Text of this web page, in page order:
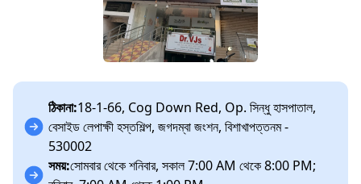
ঠিকানা:18-1-66, Cog Down Red, Op. সিন্ধু হাসপাতাল,
বেসাইড লেপাক্ষী হস্তশিল্প, জগদম্বা জংশন, বিশাখাপত্তনম -
530002
সময়:সোমবার থেকে শনিবার, সকাল 7:00 AM থেকে 8:00 PM;